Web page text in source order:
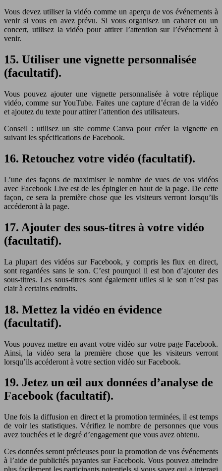
Vous devez utiliser la vidéo comme un aperçu de vos événements à
venir si vous en avez prévu. Si vous organisez un cabaret ou un
concert, utilisez la vidéo pour attirer l’attention sur l’événement à
venir.
15. Utiliser une vignette personnalisée
(facultatif).
Vous pouvez ajouter une vignette personnalisée à votre réplique
vidéo, comme sur YouTube. Faites une capture d’écran de la vidéo
et ajoutez du texte pour attirer l’attention des utilisateurs.
Conseil : utilisez un site comme Canva pour créer la vignette en
suivant les spécifications de Facebook.
16. Retouchez votre vidéo (facultatif).
L’une des façons de maximiser le nombre de vues de vos vidéos
avec Facebook Live est de les épingler en haut de la page. De cette
façon, ce sera la première chose que les visiteurs verront lorsqu’ils
accéderont à la page.
17. Ajouter des sous-titres à votre vidéo
(facultatif).
La plupart des vidéos sur Facebook, y compris les flux en direct,
sont regardées sans le son. C’est pourquoi il est bon d’ajouter des
sous-titres. Les sous-titres sont également utiles si le son n’est pas
clair à certains endroits.
18. Mettez la vidéo en évidence
(facultatif).
Vous pouvez mettre en avant votre vidéo sur votre page Facebook.
Ainsi, la vidéo sera la première chose que les visiteurs verront
lorsqu’ils accéderont à votre section vidéo sur Facebook.
19. Jetez un œil aux données d’analyse de
Facebook (facultatif).
Une fois la diffusion en direct et la promotion terminées, il est temps
de voir les statistiques. Vérifiez le nombre de personnes que vous
avez touchées et le degré d’engagement que vous avez obtenu.
Ces données seront précieuses pour la promotion de vos événements
à l’aide de publicités payantes sur Facebook. Vous pouvez atteindre